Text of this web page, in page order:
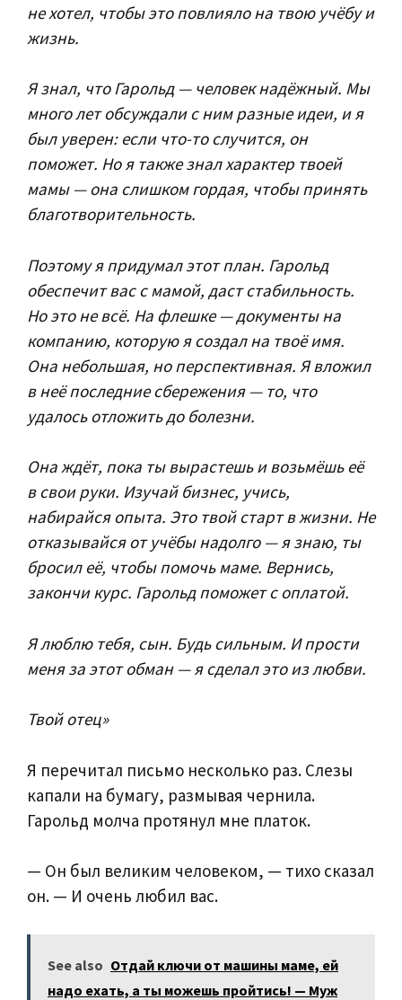
не хотел, чтобы это повлияло на твою учёбу и
жизнь.
Я знал, что Гарольд — человек надёжный. Мы
много лет обсуждали с ним разные идеи, и я
был уверен: если что-то случится, он
поможет. Но я также знал характер твоей
мамы — она слишком гордая, чтобы принять
благотворительность.
Поэтому я придумал этот план. Гарольд
обеспечит вас с мамой, даст стабильность.
Но это не всё. На флешке — документы на
компанию, которую я создал на твоё имя.
Она небольшая, но перспективная. Я вложил
в неё последние сбережения — то, что
удалось отложить до болезни.
Она ждёт, пока ты вырастешь и возьмёшь её
в свои руки. Изучай бизнес, учись,
набирайся опыта. Это твой старт в жизни. Не
отказывайся от учёбы надолго — я знаю, ты
бросил её, чтобы помочь маме. Вернись,
закончи курс. Гарольд поможет с оплатой.
Я люблю тебя, сын. Будь сильным. И прости
меня за этот обман — я сделал это из любви.
Твой отец»
Я перечитал письмо несколько раз. Слезы
капали на бумагу, размывая чернила.
Гарольд молча протянул мне платок.
— Он был великим человеком, — тихо сказал
он. — И очень любил вас.
See also Отдай ключи от машины маме, ей
надо ехать, а ты можешь пройтись! — Муж